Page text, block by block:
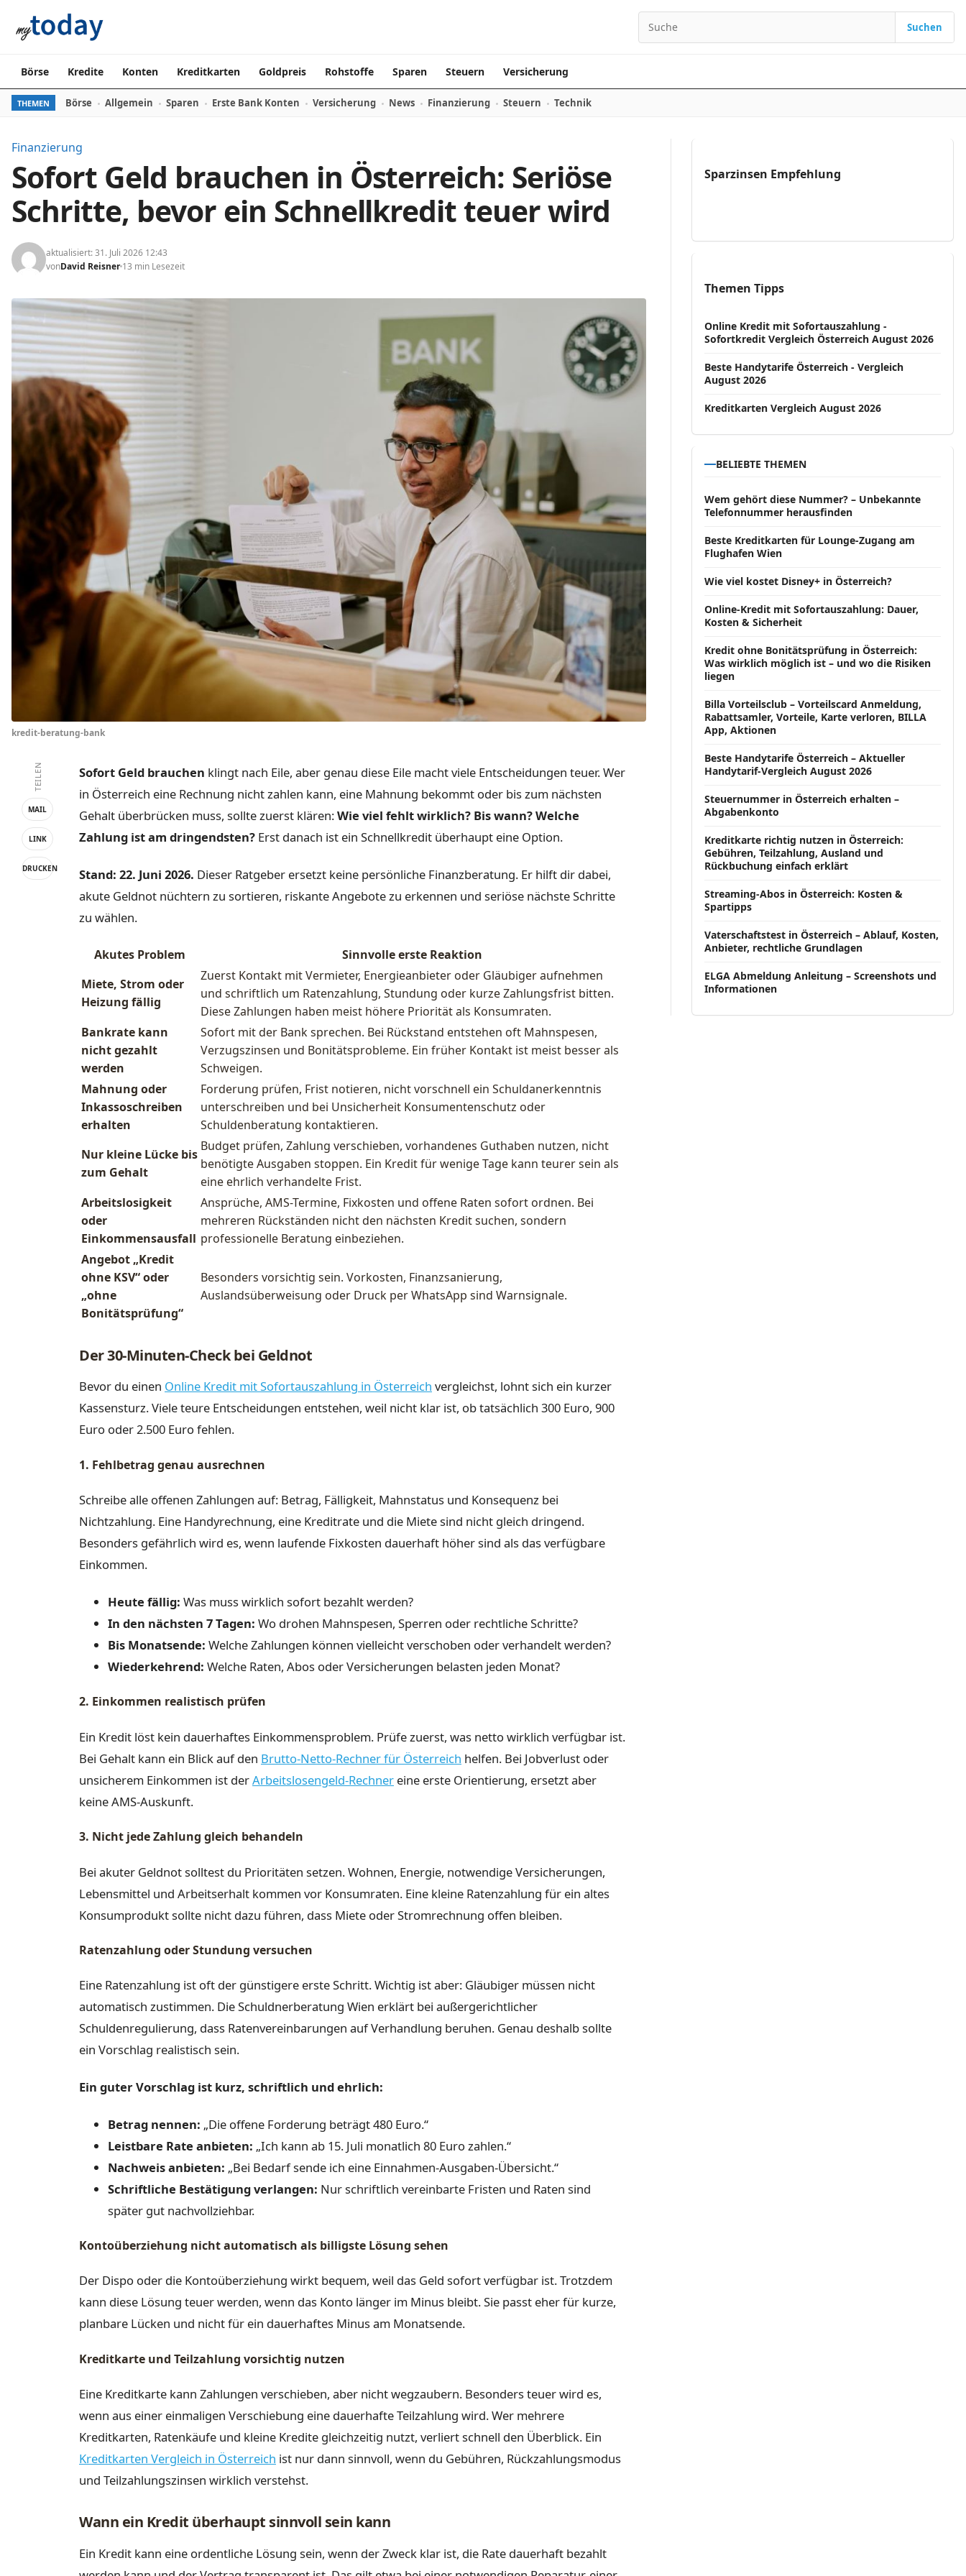
Suchen nach:
Suchen
Börse Kredite Konten Kreditkarten Goldpreis Rohstoffe Sparen Steuern Versicherung
THEMEN Börse Allgemein Sparen Erste Bank Konten Versicherung News Finanzierung Steuern Technik
Finanzierung
Sofort Geld brauchen in Österreich: Seriöse
Schritte, bevor ein Schnellkredit teuer wird
aktualisiert: 31. Juli 2026 12:43
vonDavid Reisner 13 min Lesezeit
kredit-beratung-bank
TEILEN
MAIL
LINK
DRUCKEN
Sofort Geld brauchen klingt nach Eile, aber genau diese Eile macht viele Entscheidungen teuer. Wer
in Österreich eine Rechnung nicht zahlen kann, eine Mahnung bekommt oder bis zum nächsten
Gehalt überbrücken muss, sollte zuerst klären:Wie viel fehlt wirklich? Bis wann?Welche
Zahlung ist am dringendsten? Erst danach ist ein Schnellkredit überhaupt eine Option.
Stand: 22. Juni 2026. Dieser Ratgeber ersetzt keine persönliche Finanzberatung. Er hilft dir dabei,
akute Geldnot nüchtern zu sortieren, riskante Angebote zu erkennen und seriöse nächste Schritte
zu wählen.
Akutes Problem
Sinnvolle erste Reaktion
Miete, Strom oder
Heizung fällig
Zuerst Kontakt mit Vermieter, Energieanbieter oder Gläubiger aufnehmen
und schriftlich um Ratenzahlung, Stundung oder kurze Zahlungsfrist bitten.
Diese Zahlungen haben meist höhere Priorität als Konsumraten.
Bankrate kann
nicht gezahlt
werden
Sofort mit der Bank sprechen. Bei Rückstand entstehen oft Mahnspesen,
Verzugszinsen und Bonitätsprobleme. Ein früher Kontakt ist meist besser als
Schweigen.
Mahnung oder
Inkassoschreiben
erhalten
Forderung prüfen, Frist notieren, nicht vorschnell ein Schuldanerkenntnis
unterschreiben und bei Unsicherheit Konsumentenschutz oder
Schuldenberatung kontaktieren.
Nur kleine Lücke bis
zum Gehalt
Budget prüfen, Zahlung verschieben, vorhandenes Guthaben nutzen, nicht
benötigte Ausgaben stoppen. Ein Kredit für wenige Tage kann teurer sein als
eine ehrlich verhandelte Frist.
Arbeitslosigkeit
oder
Einkommensausfall
Ansprüche, AMS-Termine, Fixkosten und offene Raten sofort ordnen. Bei
mehreren Rückständen nicht den nächsten Kredit suchen, sondern
professionelle Beratung einbeziehen.
Angebot „Kredit
ohne KSV“ oder
„ohne
Bonitätsprüfung“
Besonders vorsichtig sein. Vorkosten, Finanzsanierung,
Auslandsüberweisung oder Druck per WhatsApp sind Warnsignale.
Der 30-Minuten-Check bei Geldnot
Bevor du einen Online Kredit mit Sofortauszahlung in Österreich vergleichst, lohnt sich ein kurzer
Kassensturz. Viele teure Entscheidungen entstehen, weil nicht klar ist, ob tatsächlich 300 Euro, 900
Euro oder 2.500 Euro fehlen.
1. Fehlbetrag genau ausrechnen
Schreibe alle offenen Zahlungen auf: Betrag, Fälligkeit, Mahnstatus und Konsequenz bei
Nichtzahlung. Eine Handyrechnung, eine Kreditrate und die Miete sind nicht gleich dringend.
Besonders gefährlich wird es, wenn laufende Fixkosten dauerhaft höher sind als das verfügbare
Einkommen.
Heute fällig: Was muss wirklich sofort bezahlt werden?
In den nächsten 7 Tagen: Wo drohen Mahnspesen, Sperren oder rechtliche Schritte?
Bis Monatsende: Welche Zahlungen können vielleicht verschoben oder verhandelt werden?
Wiederkehrend: Welche Raten, Abos oder Versicherungen belasten jeden Monat?
2. Einkommen realistisch prüfen
Ein Kredit löst kein dauerhaftes Einkommensproblem. Prüfe zuerst, was netto wirklich verfügbar ist.
Bei Gehalt kann ein Blick auf den Brutto-Netto-Rechner für Österreich helfen. Bei Jobverlust oder
unsicherem Einkommen ist derArbeitslosengeld-Rechner eine erste Orientierung, ersetzt aber
keine AMS-Auskunft.
3. Nicht jede Zahlung gleich behandeln
Bei akuter Geldnot solltest du Prioritäten setzen. Wohnen, Energie, notwendige Versicherungen,
Lebensmittel und Arbeitserhalt kommen vor Konsumraten. Eine kleine Ratenzahlung für ein altes
Konsumprodukt sollte nicht dazu führen, dass Miete oder Stromrechnung offen bleiben.
Ratenzahlung oder Stundung versuchen
Eine Ratenzahlung ist oft der günstigere erste Schritt. Wichtig ist aber: Gläubiger müssen nicht
automatisch zustimmen. Die Schuldnerberatung Wien erklärt bei außergerichtlicher
Schuldenregulierung, dass Ratenvereinbarungen auf Verhandlung beruhen. Genau deshalb sollte
ein Vorschlag realistisch sein.
Ein guter Vorschlag ist kurz, schriftlich und ehrlich:
Betrag nennen: „Die offene Forderung beträgt 480 Euro.“
Leistbare Rate anbieten: „Ich kann ab 15. Juli monatlich 80 Euro zahlen.“
Nachweis anbieten: „Bei Bedarf sende ich eine Einnahmen-Ausgaben-Übersicht.“
Schriftliche Bestätigung verlangen: Nur schriftlich vereinbarte Fristen und Raten sind
später gut nachvollziehbar.
Kontoüberziehung nicht automatisch als billigste Lösung sehen
Der Dispo oder die Kontoüberziehung wirkt bequem, weil das Geld sofort verfügbar ist. Trotzdem
kann diese Lösung teuer werden, wenn das Konto länger im Minus bleibt. Sie passt eher für kurze,
planbare Lücken und nicht für ein dauerhaftes Minus am Monatsende.
Kreditkarte und Teilzahlung vorsichtig nutzen
Eine Kreditkarte kann Zahlungen verschieben, aber nicht wegzaubern. Besonders teuer wird es,
wenn aus einer einmaligen Verschiebung eine dauerhafte Teilzahlung wird. Wer mehrere
Kreditkarten, Ratenkäufe und kleine Kredite gleichzeitig nutzt, verliert schnell den Überblick. Ein
Kreditkarten Vergleich in Österreich ist nur dann sinnvoll, wenn du Gebühren, Rückzahlungsmodus
und Teilzahlungszinsen wirklich verstehst.
Wann ein Kredit überhaupt sinnvoll sein kann
Ein Kredit kann eine ordentliche Lösung sein, wenn der Zweck klar ist, die Rate dauerhaft bezahlt
Sparzinsen Empfehlung
Themen Tipps
Online Kredit mit Sofortauszahlung -
Sofortkredit Vergleich Österreich August 2026
Beste Handytarife Österreich - Vergleich
August 2026
Kreditkarten Vergleich August 2026
BELIEBTE THEMEN
Wem gehört diese Nummer? – Unbekannte
Telefonnummer herausfinden
Beste Kreditkarten für Lounge-Zugang am
Flughafen Wien
Wie viel kostet Disney+ in Österreich?
Online-Kredit mit Sofortauszahlung: Dauer,
Kosten & Sicherheit
Kredit ohne Bonitätsprüfung in Österreich:
Was wirklich möglich ist – und wo die Risiken
liegen
Billa Vorteilsclub – Vorteilscard Anmeldung,
Rabattsamler, Vorteile, Karte verloren, BILLA
App, Aktionen
Beste Handytarife Österreich – Aktueller
Handytarif-Vergleich August 2026
Steuernummer in Österreich erhalten –
Abgabenkonto
Kreditkarte richtig nutzen in Österreich:
Gebühren, Teilzahlung, Ausland und
Rückbuchung einfach erklärt
Streaming-Abos in Österreich: Kosten &
Spartipps
Vaterschaftstest in Österreich – Ablauf, Kosten,
Anbieter, rechtliche Grundlagen
ELGA Abmeldung Anleitung – Screenshots und
Informationen